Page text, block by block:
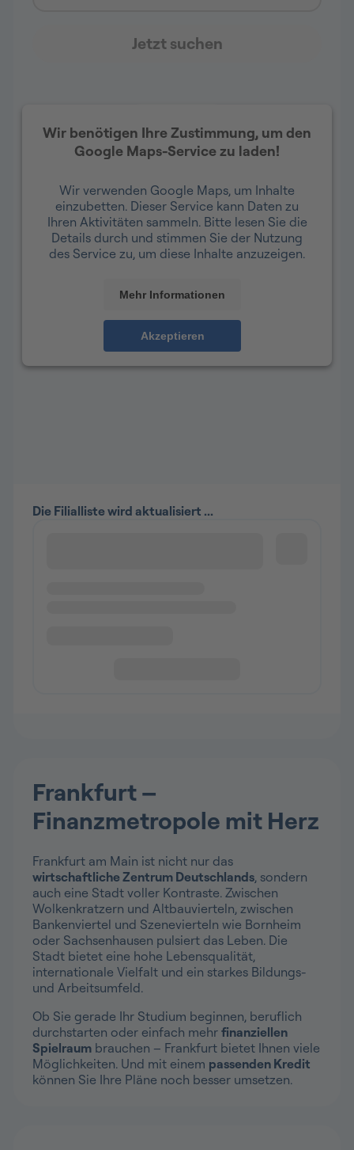
Wir benötigen Ihre Zustimmung, um den
Google Maps-Service zu laden!
Wir verwenden Google Maps, um Inhalte
einzubetten. Dieser Service kann Daten zu
Ihren Aktivitäten sammeln. Bitte lesen Sie die
Details durch und stimmen Sie der Nutzung
des Service zu, um diese Inhalte anzuzeigen.
Mehr Informationen
Akzeptieren
Frankfurt –
Finanzmetropole mit Herz
Frankfurt am Main ist nicht nur das
wirtschaftliche Zentrum Deutschlands, sondern
auch eine Stadt voller Kontraste. Zwischen
Wolkenkratzern und Altbauvierteln, zwischen
Bankenviertel und Szenevierteln wie Bornheim
oder Sachsenhausen pulsiert das Leben. Die
Stadt bietet eine hohe Lebensqualität,
internationale Vielfalt und ein starkes Bildungs-
und Arbeitsumfeld.
Ob Sie gerade Ihr Studium beginnen, beruflich
durchstarten oder einfach mehr finanziellen
Spielraum brauchen – Frankfurt bietet Ihnen viele
Möglichkeiten. Und mit einem passenden Kredit
können Sie Ihre Pläne noch besser umsetzen.